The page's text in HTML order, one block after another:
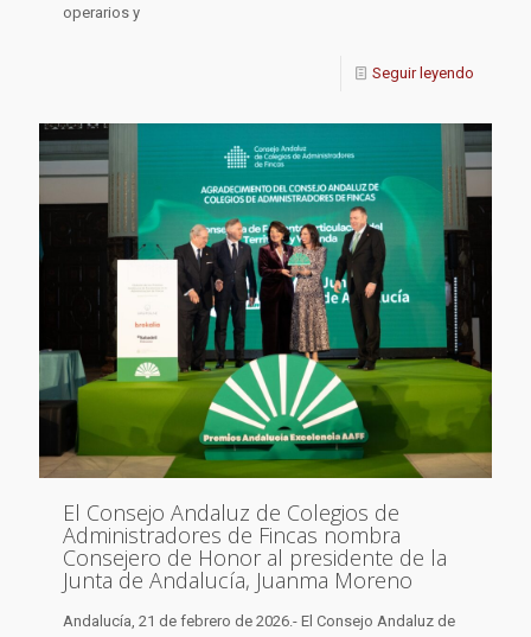
operarios y
Seguir leyendo
El Consejo Andaluz de Colegios de
Administradores de Fincas nombra
Consejero de Honor al presidente de la
Junta de Andalucía, Juanma Moreno
Andalucía, 21 de febrero de 2026.- El Consejo Andaluz de